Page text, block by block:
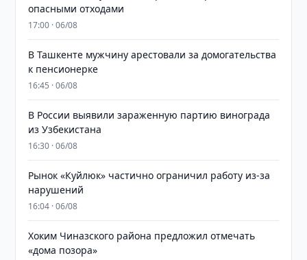
опасными отходами
17:00 · 06/08
В Ташкенте мужчину арестовали за домогательства
к пенсионерке
16:45 · 06/08
В России выявили зараженную партию винограда
из Узбекистана
16:30 · 06/08
Рынок «Куйлюк» частично ограничил работу из-за
нарушений
16:04 · 06/08
Хоким Чиназского района предложил отмечать
«дома позора»